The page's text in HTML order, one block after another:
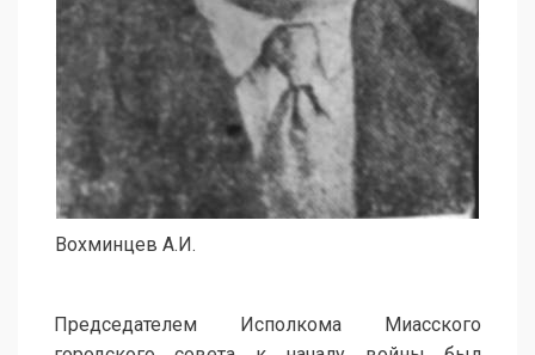
Вохминцев А.И.
Председателем Исполкома Миасского